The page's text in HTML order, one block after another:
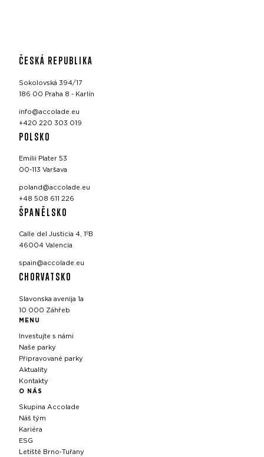
ČESKÁ REPUBLIKA
Sokolovská 394/17
186 00 Praha 8 - Karlín
info@accolade.eu
+420 220 303 019
POLSKO
Emilii Plater 53
00-113 Varšava
poland@accolade.eu
+48 508 611 226
ŠPANĚLSKO
Calle del Justicia 4, 1ºB
46004 Valencia
spain@accolade.eu
CHORVATSKO
Slavonska avenija 1a
10 000 Záhřeb
MENU
Investujte s námi
Naše parky
Připravované parky
Aktuality
Kontakty
O NÁS
Skupina Accolade
Náš tým
Kariéra
ESG
Letiště Brno‑Tuřany